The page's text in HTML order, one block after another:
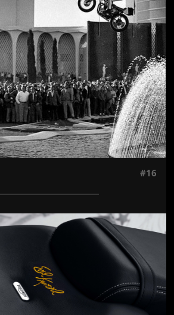
#16
Jön még kép!